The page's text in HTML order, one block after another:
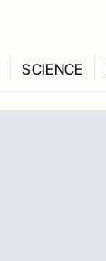
SCIENCE